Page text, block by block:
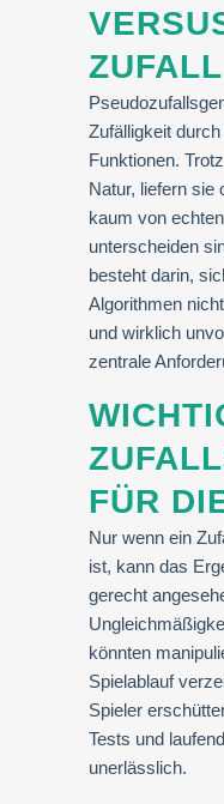
ZUFALL
Zufälligkeit
Funktionen.
Natur, liefern sie
kaum von
unterscheiden
besteht darin,
Algorithmen
und wirklich
zentrale
FÜR
Nur wenn ein
ist, kann das
gerecht
könnten
Spielablauf
Spieler
Tests und
unerlässlich.